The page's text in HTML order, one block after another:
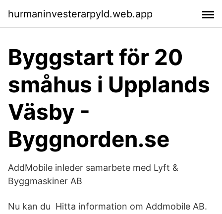
hurmaninvesterarpyld.web.app
Byggstart för 20
småhus i Upplands
Väsby -
Byggnorden.se
AddMobile inleder samarbete med Lyft &
Byggmaskiner AB
Nu kan du Hitta information om Addmobile AB.